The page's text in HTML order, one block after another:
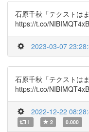
石原千秋「テクストは
https://t.co/NIBIMQT4xB
2023-03-07
石原千秋「テクストは
https://t.co/NIBIMQT4xB
2022-12-22
1 2 0.000